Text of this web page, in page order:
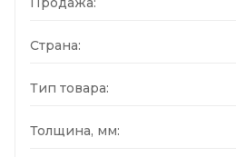
Страна:
Тип товара:
Толщина, мм: